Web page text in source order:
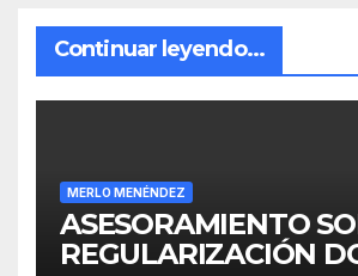
Continuar leyendo...
MERLO MENÉNDEZ
ASESORAMIENTO
REGULARIZACIÓN